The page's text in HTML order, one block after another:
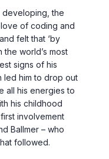
of coding and
felt that ‘by
world’s most
signs of his
led him to drop out
all his energies to
his childhood
involvement
Ballmer – who
followed.